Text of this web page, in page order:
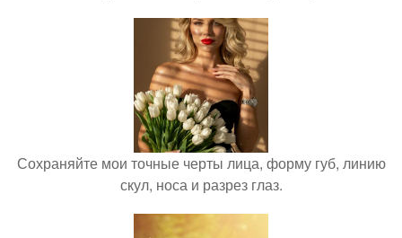
Сохраняйте мои точные черты лица, форму губ, линию
скул, носа и разрез глаз.